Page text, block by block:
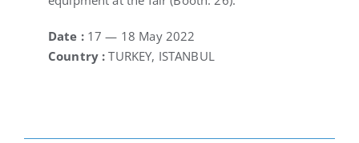
Date :17 — 18 May 2022
Country :TURKEY, ISTANBUL